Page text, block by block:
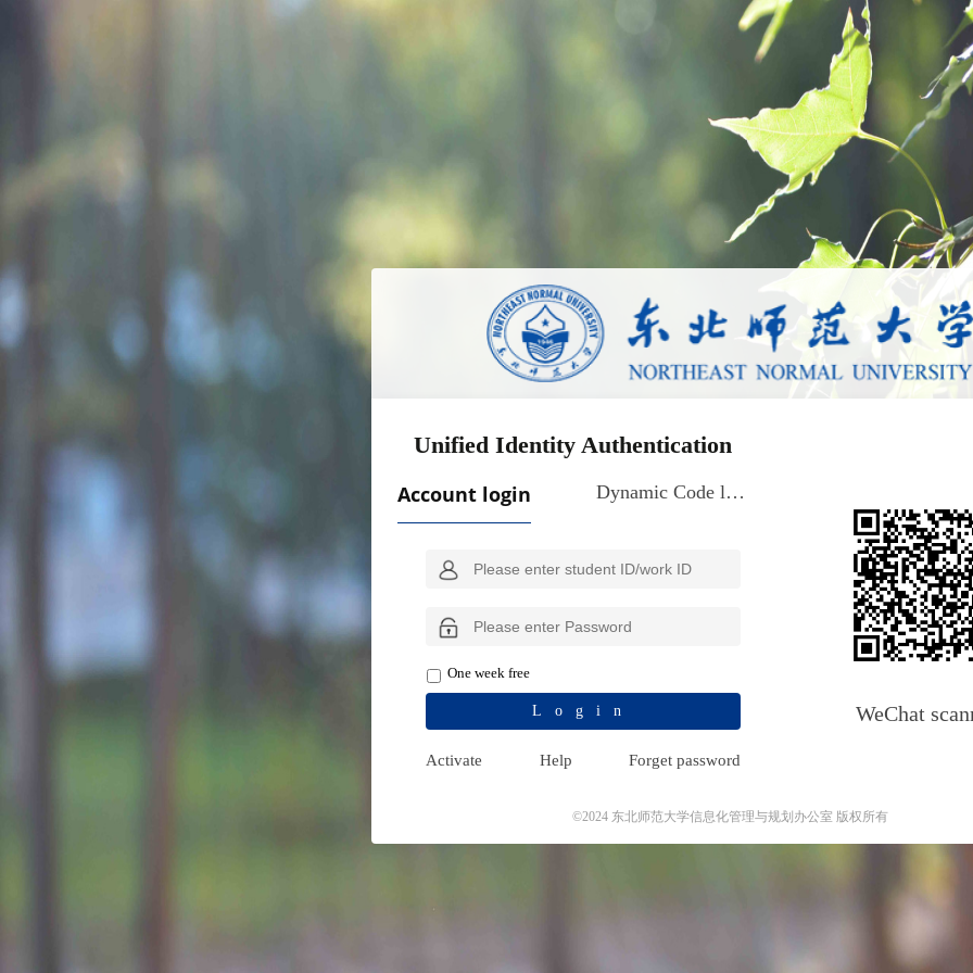
Unified Identity Authentication
Account login Dynamic Code login
One week free
Login
Activate Help Forget password
WeChat
©2024 东北师范大学信息化管理与规划办公室 版权所有